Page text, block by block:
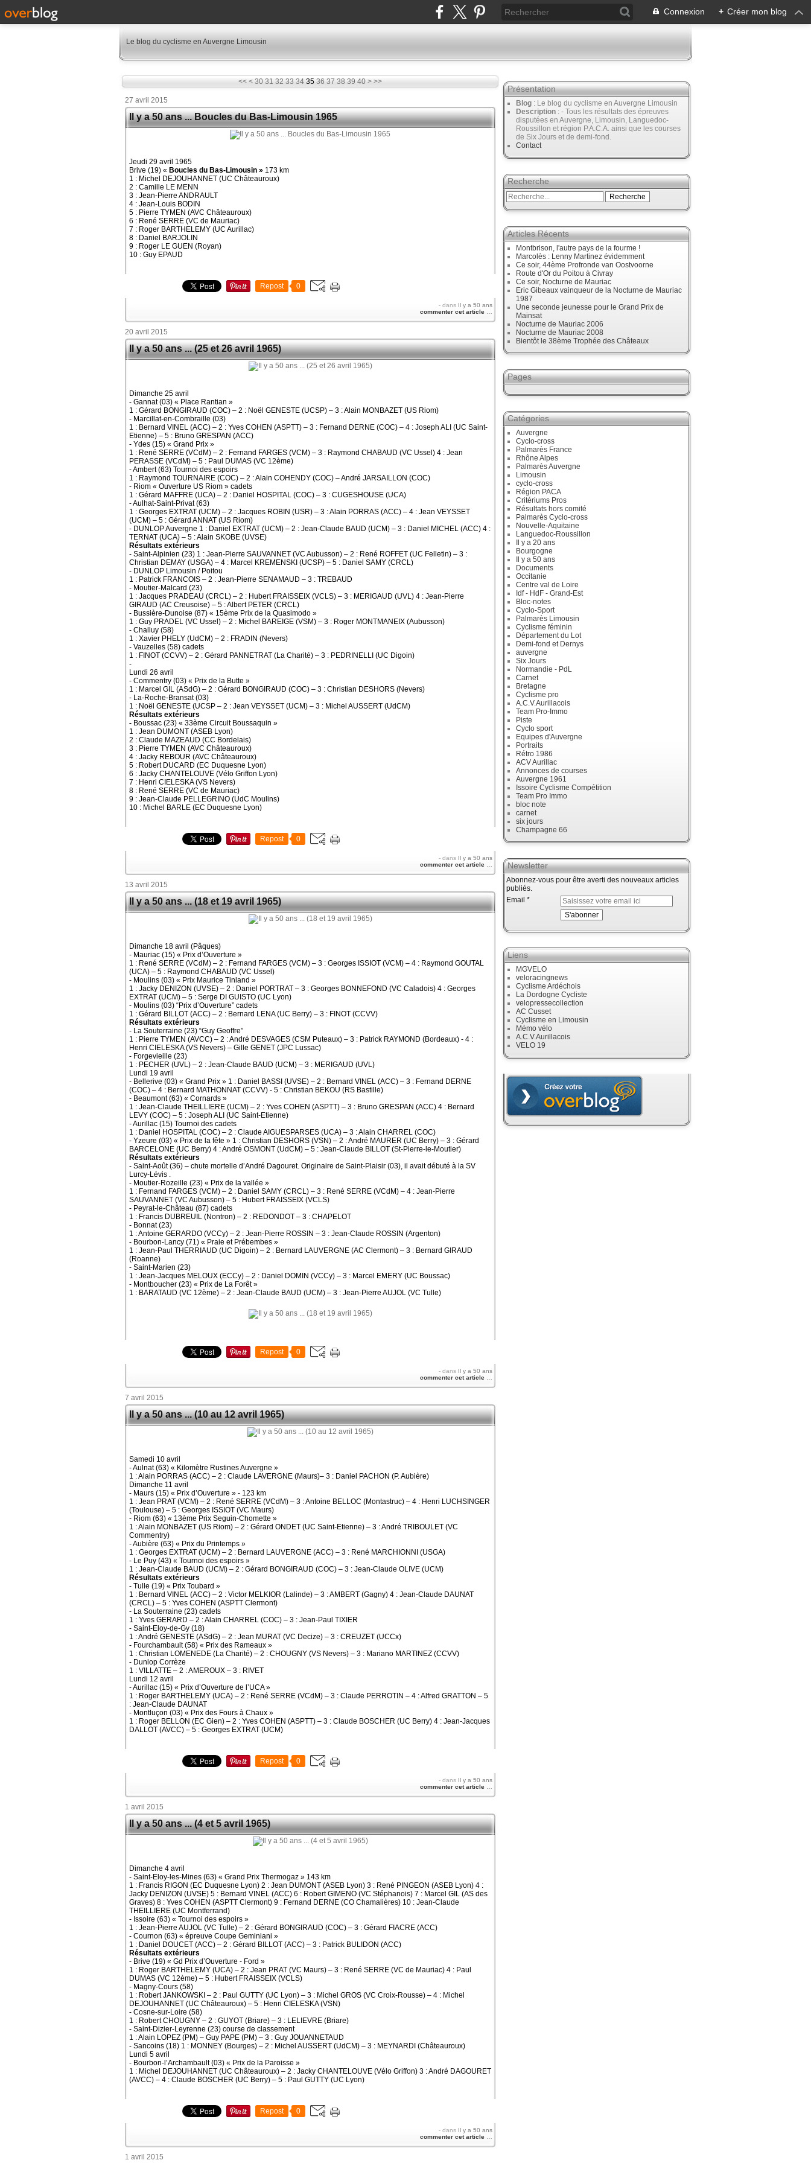
Connexion + Créer mon blog
Le blog du cyclisme en Auvergne Limousin
<< < 10
20
30 31 32 33 34 35 36 37 38 39 40 50
> >>
27 avril 2015
Il y a 50 ans ... Boucles du Bas-Limousin 1965
Jeudi 29 avril 1965
Brive (19) « Boucles du Bas-Limousin » 173 km
1 : Michel DEJOUHANNET (UC Châteauroux)
2 : Camille LE MENN
3 : Jean-Pierre ANDRAULT
4 : Jean-Louis BODIN
5 : Pierre TYMEN (AVC Châteauroux)
6 : René SERRE (VC de Mauriac)
7 : Roger BARTHELEMY (UC Aurillac)
8 : Daniel BARJOLIN
9 : Roger LE GUEN (Royan)
10 : Guy EPAUD
Repost 0
- dans Il y a 50 ans
commenter cet article
20 avril 2015
Il y a 50 ans ... (25 et 26 avril 1965)
Dimanche 25 avril
- Gannat (03) « Place Rantian »
1 : Gérard BONGIRAUD (COC) – 2 : Noël GENESTE (UCSP) – 3 : Alain MONBAZET (US Riom)
- Marcillat-en-Combraille (03)
1 : Bernard VINEL (ACC) – 2 : Yves COHEN (ASPTT) – 3 : Fernand DERNE (COC) – 4 : Joseph ALI (UC Saint-
Etienne) – 5 : Bruno GRESPAN (ACC)
- Ydes (15) « Grand Prix »
1 : René SERRE (VCdM) – 2 : Fernand FARGES (VCM) – 3 : Raymond CHABAUD (VC Ussel) 4 : Jean
PERASSE (VCdM) – 5 : Paul DUMAS (VC 12ème)
- Ambert (63) Tournoi des espoirs
1 : Raymond TOURNAIRE (COC) – 2 : Alain COHENDY (COC) – André JARSAILLON (COC)
- Riom « Ouverture US Riom » cadets
1 : Gérard MAFFRE (UCA) – 2 : Daniel HOSPITAL (COC) – 3 : CUGESHOUSE (UCA)
- Aulhat-Saint-Privat (63)
1 : Georges EXTRAT (UCM) – 2 : Jacques ROBIN (USR) – 3 : Alain PORRAS (ACC) – 4 : Jean VEYSSET
(UCM) – 5 : Gérard ANNAT (US Riom)
- DUNLOP Auvergne 1 : Daniel EXTRAT (UCM) – 2 : Jean-Claude BAUD (UCM) – 3 : Daniel MICHEL (ACC) 4 :
TERNAT (UCA) – 5 : Alain SKOBE (UVSE)
Résultats extérieurs
- Saint-Alpinien (23) 1 : Jean-Pierre SAUVANNET (VC Aubusson) – 2 : René ROFFET (UC Felletin) – 3 :
Christian DEMAY (USGA) – 4 : Marcel KREMENSKI (UCSP) – 5 : Daniel SAMY (CRCL)
- DUNLOP Limousin / Poitou
1 : Patrick FRANCOIS – 2 : Jean-Pierre SENAMAUD – 3 : TREBAUD
- Moutier-Malcard (23)
1 : Jacques PRADEAU (CRCL) – 2 : Hubert FRAISSEIX (VCLS) – 3 : MERIGAUD (UVL) 4 : Jean-Pierre
GIRAUD (AC Creusoise) – 5 : Albert PETER (CRCL)
- Bussière-Dunoise (87) « 15ème Prix de la Quasimodo »
1 : Guy PRADEL (VC Ussel) – 2 : Michel BAREIGE (VSM) – 3 : Roger MONTMANEIX (Aubusson)
- Challuy (58)
1 : Xavier PHELY (UdCM) – 2 : FRADIN (Nevers)
- Vauzelles (58) cadets
1 : FINOT (CCVV) – 2 : Gérard PANNETRAT (La Charité) – 3 : PEDRINELLI (UC Digoin)
-
Lundi 26 avril
- Commentry (03) « Prix de la Butte »
1 : Marcel GIL (ASdG) – 2 : Gérard BONGIRAUD (COC) – 3 : Christian DESHORS (Nevers)
- La-Roche-Bransat (03)
1 : Noël GENESTE (UCSP – 2 : Jean VEYSSET (UCM) – 3 : Michel AUSSERT (UdCM)
Résultats extérieurs
- Boussac (23) « 33ème Circuit Boussaquin »
1 : Jean DUMONT (ASEB Lyon)
2 : Claude MAZEAUD (CC Bordelais)
3 : Pierre TYMEN (AVC Châteauroux)
4 : Jacky REBOUR (AVC Châteauroux)
5 : Robert DUCARD (EC Duquesne Lyon)
6 : Jacky CHANTELOUVE (Vélo Griffon Lyon)
7 : Henri CIELESKA (VS Nevers)
8 : René SERRE (VC de Mauriac)
9 : Jean-Claude PELLEGRINO (UdC Moulins)
10 : Michel BARLE (EC Duquesne Lyon)
Repost 0
- dans Il y a 50 ans
commenter cet article
13 avril 2015
Il y a 50 ans ... (18 et 19 avril 1965)
Dimanche 18 avril (Pâques)
- Mauriac (15) « Prix d’Ouverture »
1 : René SERRE (VCdM) – 2 : Fernand FARGES (VCM) – 3 : Georges ISSIOT (VCM) – 4 : Raymond GOUTAL
(UCA) – 5 : Raymond CHABAUD (VC Ussel)
- Moulins (03) « Prix Maurice Tinland »
1 : Jacky DENIZON (UVSE) – 2 : Daniel PORTRAT – 3 : Georges BONNEFOND (VC Caladois) 4 : Georges
EXTRAT (UCM) – 5 : Serge DI GUISTO (UC Lyon)
- Moulins (03) “Prix d’Ouverture” cadets
1 : Gérard BILLOT (ACC) – 2 : Bernard LENA (UC Berry) – 3 : FINOT (CCVV)
Résultats extérieurs
- La Souterraine (23) “Guy Geoffre”
1 : Pierre TYMEN (AVCC) – 2 : André DESVAGES (CSM Puteaux) – 3 : Patrick RAYMOND (Bordeaux) - 4 :
Henri CIELESKA (VS Nevers) – Gille GENET (JPC Lussac)
- Forgevieille (23)
1 : PECHER (UVL) – 2 : Jean-Claude BAUD (UCM) – 3 : MERIGAUD (UVL)
Lundi 19 avril
- Bellerive (03) « Grand Prix » 1 : Daniel BASSI (UVSE) – 2 : Bernard VINEL (ACC) – 3 : Fernand DERNE
(COC) – 4 : Bernard MATHONNAT (CCVV) - 5 : Christian BEKOU (RS Bastille)
- Beaumont (63) « Cornards »
1 : Jean-Claude THEILLIERE (UCM) – 2 : Yves COHEN (ASPTT) – 3 : Bruno GRESPAN (ACC) 4 : Bernard
LEVY (COC) – 5 : Joseph ALI (UC Saint-Etienne)
- Aurillac (15) Tournoi des cadets
1 : Daniel HOSPITAL (COC) – 2 : Claude AIGUESPARSES (UCA) – 3 : Alain CHARREL (COC)
- Yzeure (03) « Prix de la fête » 1 : Christian DESHORS (VSN) – 2 : André MAURER (UC Berry) – 3 : Gérard
BARCELONE (UC Berry) 4 : André OSMONT (UdCM) – 5 : Jean-Claude BILLOT (St-Pierre-le-Moutier)
Résultats extérieurs
- Saint-Août (36) – chute mortelle d’André Dagouret. Originaire de Saint-Plaisir (03), il avait débuté à la SV
Lurcy-Lévis .
- Moutier-Rozeille (23) « Prix de la vallée »
1 : Fernand FARGES (VCM) – 2 : Daniel SAMY (CRCL) – 3 : René SERRE (VCdM) – 4 : Jean-Pierre
SAUVANNET (VC Aubusson) – 5 : Hubert FRAISSEIX (VCLS)
- Peyrat-le-Château (87) cadets
1 : Francis DUBREUIL (Nontron) – 2 : REDONDOT – 3 : CHAPELOT
- Bonnat (23)
1 : Antoine GERARDO (VCCy) – 2 : Jean-Pierre ROSSIN – 3 : Jean-Claude ROSSIN (Argenton)
- Bourbon-Lancy (71) « Praie et Prébembes »
1 : Jean-Paul THERRIAUD (UC Digoin) – 2 : Bernard LAUVERGNE (AC Clermont) – 3 : Bernard GIRAUD
(Roanne)
- Saint-Marien (23)
1 : Jean-Jacques MELOUX (ECCy) – 2 : Daniel DOMIN (VCCy) – 3 : Marcel EMERY (UC Boussac)
- Montboucher (23) « Prix de La Forêt »
1 : BARATAUD (VC 12ème) – 2 : Jean-Claude BAUD (UCM) – 3 : Jean-Pierre AUJOL (VC Tulle)
Repost 0
- dans Il y a 50 ans
commenter cet article
7 avril 2015
Il y a 50 ans ... (10 au 12 avril 1965)
Samedi 10 avril
- Aulnat (63) « Kilomètre Rustines Auvergne »
1 : Alain PORRAS (ACC) – 2 : Claude LAVERGNE (Maurs)– 3 : Daniel PACHON (P. Aubière)
Dimanche 11 avril
- Maurs (15) « Prix d’Ouverture » - 123 km
1 : Jean PRAT (VCM) – 2 : René SERRE (VCdM) – 3 : Antoine BELLOC (Montastruc) – 4 : Henri LUCHSINGER
(Toulouse) – 5 : Georges ISSIOT (VC Maurs)
- Riom (63) « 13ème Prix Seguin-Chomette »
1 : Alain MONBAZET (US Riom) – 2 : Gérard ONDET (UC Saint-Etienne) – 3 : André TRIBOULET (VC
Commentry)
- Aubière (63) « Prix du Printemps »
1 : Georges EXTRAT (UCM) – 2 : Bernard LAUVERGNE (ACC) – 3 : René MARCHIONNI (USGA)
- Le Puy (43) « Tournoi des espoirs »
1 : Jean-Claude BAUD (UCM) – 2 : Gérard BONGIRAUD (COC) – 3 : Jean-Claude OLIVE (UCM)
Résultats extérieurs
- Tulle (19) « Prix Toubard »
1 : Bernard VINEL (ACC) – 2 : Victor MELKIOR (Lalinde) – 3 : AMBERT (Gagny) 4 : Jean-Claude DAUNAT
(CRCL) – 5 : Yves COHEN (ASPTT Clermont)
- La Souterraine (23) cadets
1 : Yves GERARD – 2 : Alain CHARREL (COC) – 3 : Jean-Paul TIXIER
- Saint-Eloy-de-Gy (18)
1 : André GENESTE (ASdG) – 2 : Jean MURAT (VC Decize) – 3 : CREUZET (UCCx)
- Fourchambault (58) « Prix des Rameaux »
1 : Christian LOMENEDE (La Charité) – 2 : CHOUGNY (VS Nevers) – 3 : Mariano MARTINEZ (CCVV)
- Dunlop Corrèze
1 : VILLATTE – 2 : AMEROUX – 3 : RIVET
Lundi 12 avril
- Aurillac (15) « Prix d’Ouverture de l’UCA »
1 : Roger BARTHELEMY (UCA) – 2 : René SERRE (VCdM) – 3 : Claude PERROTIN – 4 : Alfred GRATTON – 5
: Jean-Claude DAUNAT
- Montluçon (03) « Prix des Fours à Chaux »
1 : Roger BELLON (EC Gien) – 2 : Yves COHEN (ASPTT) – 3 : Claude BOSCHER (UC Berry) 4 : Jean-Jacques
DALLOT (AVCC) – 5 : Georges EXTRAT (UCM)
Repost 0
- dans Il y a 50 ans
commenter cet article
1 avril 2015
Il y a 50 ans ... (4 et 5 avril 1965)
Dimanche 4 avril
- Saint-Eloy-les-Mines (63) « Grand Prix Thermogaz » 143 km
1 : Francis RIGON (EC Duquesne Lyon) 2 : Jean DUMONT (ASEB Lyon) 3 : René PINGEON (ASEB Lyon) 4 :
Jacky DENIZON (UVSE) 5 : Bernard VINEL (ACC) 6 : Robert GIMENO (VC Stéphanois) 7 : Marcel GIL (AS des
Graves) 8 : Yves COHEN (ASPTT Clermont) 9 : Fernand DERNE (CO Chamalières) 10 : Jean-Claude
THEILLIERE (UC Montferrand)
- Issoire (63) « Tournoi des espoirs »
1 : Jean-Pierre AUJOL (VC Tulle) – 2 : Gérard BONGIRAUD (COC) – 3 : Gérard FIACRE (ACC)
- Cournon (63) « épreuve Coupe Geminiani »
1 : Daniel DOUCET (ACC) – 2 : Gérard BILLOT (ACC) – 3 : Patrick BULIDON (ACC)
Résultats extérieurs
- Brive (19) « Gd Prix d’Ouverture - Ford »
1 : Roger BARTHELEMY (UCA) – 2 : Jean PRAT (VC Maurs) – 3 : René SERRE (VC de Mauriac) 4 : Paul
DUMAS (VC 12ème) – 5 : Hubert FRAISSEIX (VCLS)
- Magny-Cours (58)
1 : Robert JANKOWSKI – 2 : Paul GUTTY (UC Lyon) – 3 : Michel GROS (VC Croix-Rousse) – 4 : Michel
DEJOUHANNET (UC Châteauroux) – 5 : Henri CIELESKA (VSN)
- Cosne-sur-Loire (58)
1 : Robert CHOUGNY – 2 : GUYOT (Briare) – 3 : LELIEVRE (Briare)
- Saint-Dizier-Leyrenne (23) course de classement
1 : Alain LOPEZ (PM) – Guy PAPE (PM) – 3 : Guy JOUANNETAUD
- Sancoins (18) 1 : MONNEY (Bourges) – 2 : Michel AUSSERT (UdCM) – 3 : MEYNARDI (Châteauroux)
Lundi 5 avril
- Bourbon-l’Archambault (03) « Prix de la Paroisse »
1 : Michel DEJOUHANNET (UC Châteauroux) – 2 : Jacky CHANTELOUVE (Vélo Griffon) 3 : André DAGOURET
(AVCC) – 4 : Claude BOSCHER (UC Berry) – 5 : Paul GUTTY (UC Lyon)
Repost 0
- dans Il y a 50 ans
commenter cet article
1 avril 2015
Présentation
Blog : Le blog du cyclisme en Auvergne Limousin
Description : - Tous les résultats des épreuves
disputées en Auvergne, Limousin, Languedoc-
Roussillon et région P.A.C.A. ainsi que les courses
de Six Jours et de demi-fond.
Contact
Recherche
Articles Récents
Montbrison, l'autre pays de la fourme !
Marcolès : Lenny Martinez évidemment
Ce soir, 44ème Profronde van Oostvoorne
Route d'Or du Poitou à Civray
Ce soir, Nocturne de Mauriac
Eric Gibeaux vainqueur de la Nocturne de Mauriac
1987
Une seconde jeunesse pour le Grand Prix de
Mainsat
Nocturne de Mauriac 2006
Nocturne de Mauriac 2008
Bientôt le 38ème Trophée des Châteaux
Pages
Catégories
Auvergne
Cyclo-cross
Palmarès France
Rhône Alpes
Palmarès Auvergne
Limousin
cyclo-cross
Région PACA
Critériums Pros
Résultats hors comité
Palmarès Cyclo-cross
Nouvelle-Aquitaine
Languedoc-Roussillon
Il y a 20 ans
Bourgogne
Il y a 50 ans
Documents
Occitanie
Centre val de Loire
Idf - HdF - Grand-Est
Bloc-notes
Cyclo-Sport
Palmarès Limousin
Cyclisme féminin
Département du Lot
Demi-fond et Dernys
auvergne
Six Jours
Normandie - PdL
Carnet
Bretagne
Cyclisme pro
A.C.V.Aurillacois
Team Pro-Immo
Piste
Cyclo sport
Equipes d'Auvergne
Portraits
Rétro 1986
ACV Aurillac
Annonces de courses
Auvergne 1961
Issoire Cyclisme Compétition
Team Pro Immo
bloc note
carnet
six jours
Champagne 66
Newsletter
Abonnez-vous pour être averti des nouveaux articles
publiés.
Email
Liens
MGVELO
veloracingnews
Cyclisme Ardéchois
La Dordogne Cycliste
velopressecollection
AC Cusset
Cyclisme en Limousin
Mémo vélo
A.C.V.Aurillacois
VELO 19